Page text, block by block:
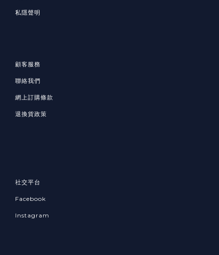
私隱聲明
顧客服務
聯絡我們
網上訂購條款
退換貨政策
社交平台
Facebook
Instagram